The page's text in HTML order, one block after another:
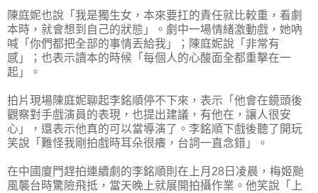
陳庭妮也說「我是獨生女，本來要扛的責任就比較重，看劇
本時，就會想到自己的狀態」。劇中一場情緒激動戲，她吶
喊「你們都把全部的事情丟給我」；陳庭妮說「非常有
感」；也表示讀本的時候「每個人的心酸面全都重擊在一
起」。
拍片現場陳庭妮聊起李銘順停不下來，表示「他會在鏡頭後
觀察對手戲演員的表現，也提出建議，有他在，讓人很安
心」，還表示他真的可以當導演了。李銘順下戲後聽了開玩
笑說「難怪我剛拍戲時耳朵很癢，台詞一直念錯」。
在中國廈門趕拍連續劇的李銘順則在上月28日凌晨，梅姬颱
風襲台時驚險飛抵，當天晚上就展開拍攝作業。他笑說「上